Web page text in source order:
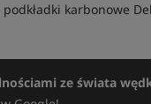
karbonowe
ze świata